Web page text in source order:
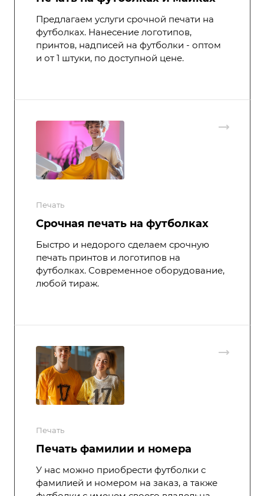
Предлагаем услуги срочной печати на
футболках. Нанесение логотипов,
принтов, надписей на футболки - оптом
и от 1 штуки, по доступной цене.
Печать
Срочная печать на футболках
Быстро и недорого сделаем срочную
печать принтов и логотипов на
футболках. Современное оборудование,
любой тираж.
Печать
Печать фамилии и номера
У нас можно приобрести футболки с
фамилией и номером на заказ, а также